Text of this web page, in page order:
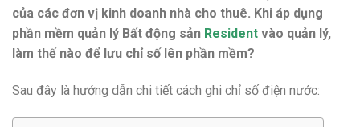
của các đơn vị kinh doanh nhà cho thuê. Khi áp dụng
phần mềm quản lý Bất động sản Resident vào quản lý,
làm thế nào để lưu chỉ số lên phần mềm?
Sau đây là hướng dẫn chi tiết cách ghi chỉ số điện nước: